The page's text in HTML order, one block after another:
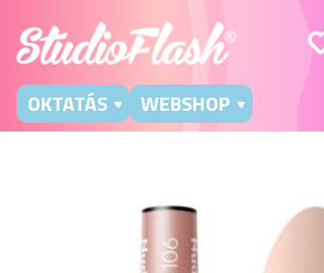
OKTATÁS WEBSHOP